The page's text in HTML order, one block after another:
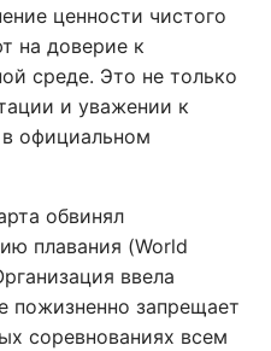
ценности чистого
на доверие к
среде. Это не только
и уважении к
официальном
обвинял
плавания (World
ввела
пожизненно запрещает
соревнованиях всем